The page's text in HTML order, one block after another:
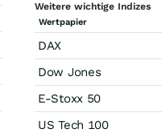
Weitere wichtige Indizes
Wertpapier
DAX
Dow Jones
E-Stoxx 50
US Tech 100